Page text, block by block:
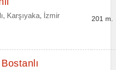
Karşıyaka, İzmir 201 m.